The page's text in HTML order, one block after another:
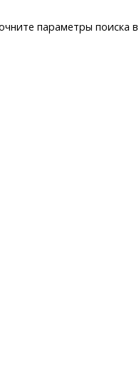
параметры поиска